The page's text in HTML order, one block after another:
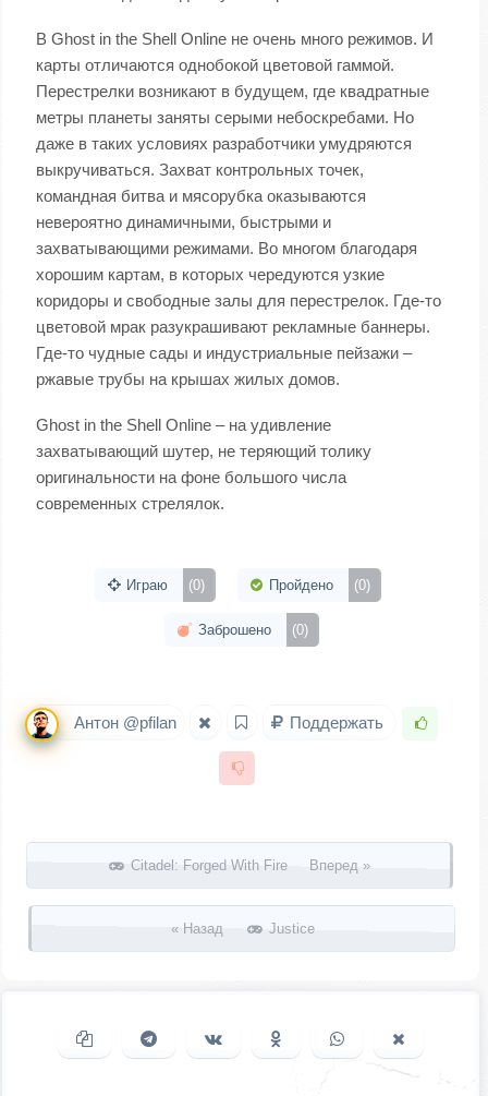
В Ghost in the Shell Online не очень много режимов. И
карты отличаются однобокой цветовой гаммой.
Перестрелки возникают в будущем, где квадратные
метры планеты заняты серыми небоскребами. Но
даже в таких условиях разработчики умудряются
выкручиваться. Захват контрольных точек,
командная битва и мясорубка оказываются
невероятно динамичными, быстрыми и
захватывающими режимами. Во многом благодаря
хорошим картам, в которых чередуются узкие
коридоры и свободные залы для перестрелок. Где-то
цветовой мрак разукрашивают рекламные баннеры.
Где-то чудные сады и индустриальные пейзажи –
ржавые трубы на крышах жилых домов.
Ghost in the Shell Online – на удивление
захватывающий шутер, не теряющий толику
оригинальности на фоне большого числа
современных стрелялок.
Играю (0) Пройдено (0)
Заброшено (0)
Антон @pfilan Поддержать
Запись навигация
Citadel: Forged With Fire Вперед »
« Назад Justice
Копировать ссылкуПоделиться в Telegram
Поделиться ВКонтакте
Поделиться в
Одноклассниках
Поделиться в
WhatsAppв X